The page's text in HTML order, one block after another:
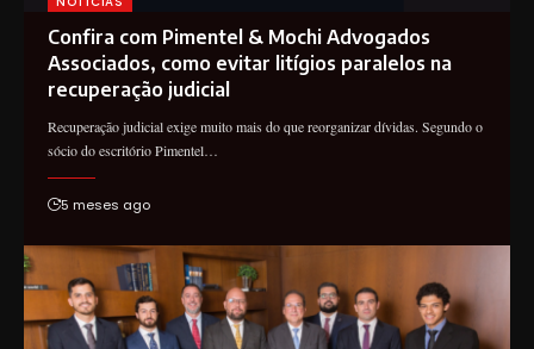
Confira com Pimentel & Mochi Advogados
Associados, como evitar litígios paralelos na
recuperação judicial
Recuperação judicial exige muito mais do que reorganizar dívidas. Segundo o
sócio do escritório Pimentel…
5 meses ago